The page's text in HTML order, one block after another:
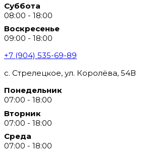
Суббота
08:00 - 18:00
Воскресенье
09:00 - 18:00
+7 (904) 535-69-89
с. Стрелецкое, ул. Королёва, 54В
Понедельник
07:00 - 18:00
Вторник
07:00 - 18:00
Среда
07:00 - 18:00